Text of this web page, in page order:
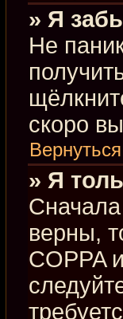
» Я
Не
скоро
» Я
верны,
COPPA